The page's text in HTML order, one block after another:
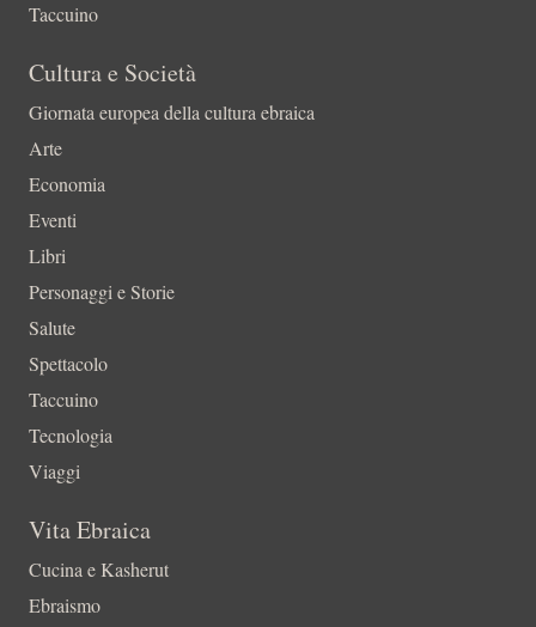
Taccuino
Cultura e Società
Giornata europea della cultura ebraica
Arte
Economia
Eventi
Libri
Personaggi e Storie
Salute
Spettacolo
Taccuino
Tecnologia
Viaggi
Vita Ebraica
Cucina e Kasherut
Ebraismo